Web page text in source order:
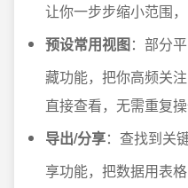
让你一步步缩小范围，
预设常用视图：部分
藏功能，把你高频关
直接查看，无需重复操
导出/分享：查找到关
享功能，把数据用表